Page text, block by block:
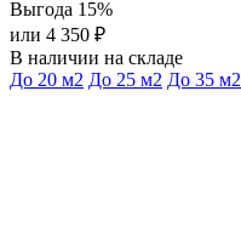
Выгода 15%
или 4 350 ₽
В наличии на складе
До 20 м2 До 25 м2 До 35 м2